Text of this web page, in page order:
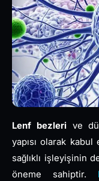
Lenf bezleri ve
yapısı olarak
sağlıklı işleyişinin
öneme sahiptir.